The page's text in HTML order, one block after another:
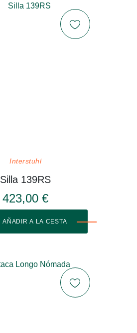
Interstuhl
Silla 139RS
423,00 €
AÑADIR A LA CESTA